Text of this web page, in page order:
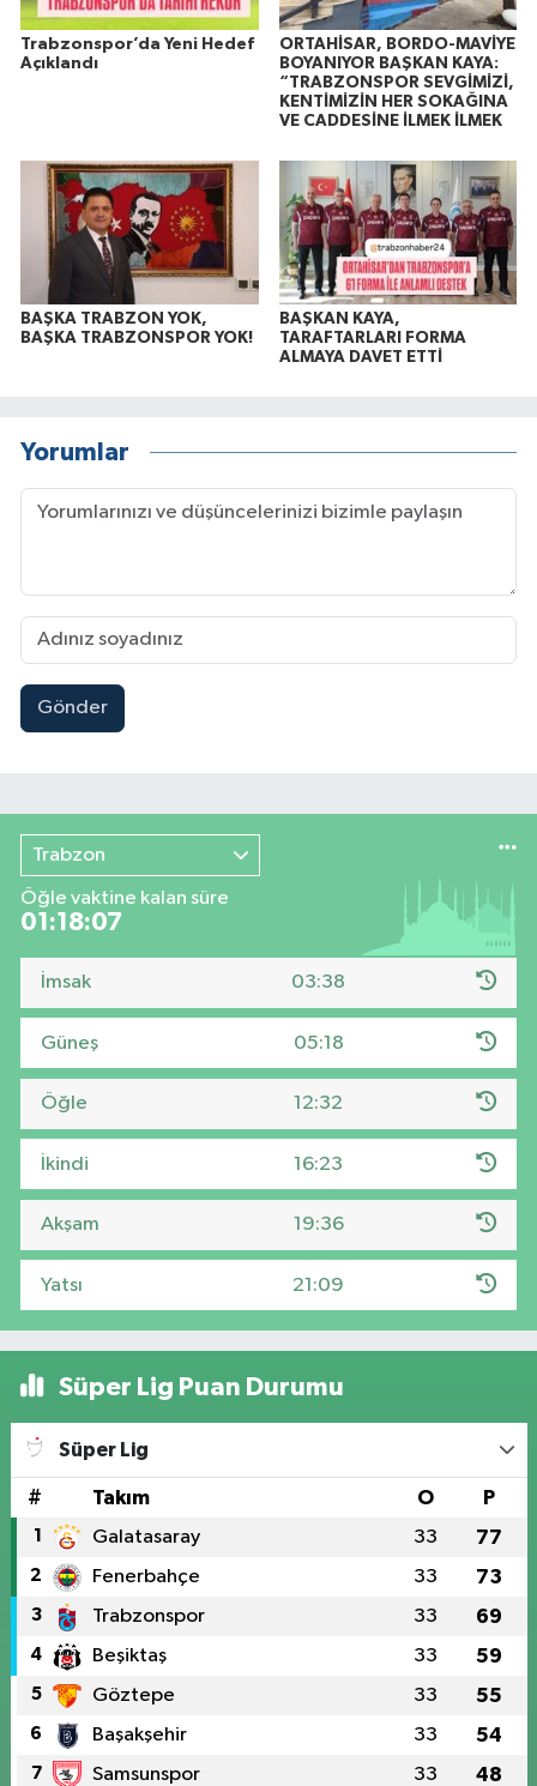
Trabzonspor’da Yeni Hedef
Açıklandı
ORTAHİSAR, BORDO-MAVİYE
BOYANIYOR BAŞKAN KAYA:
“TRABZONSPOR SEVGİMİZİ,
KENTİMİZİN HER SOKAĞINA
VE CADDESİNE İLMEK İLMEK
BAŞKA TRABZON YOK,
BAŞKA TRABZONSPOR YOK!
BAŞKAN KAYA,
TARAFTARLARI FORMA
ALMAYA DAVET ETTİ
Yorumlar
Gönder
Trabzon
Öğle vaktine kalan süre
01:18:06
İmsak 03:38
Güneş 05:18
Öğle 12:32
İkindi 16:23
Akşam 19:36
Yatsı 21:09
Süper Lig Puan Durumu
Süper Lig
# Takım O P
1 Galatasaray 33 77
2 Fenerbahçe 33 73
3 Trabzonspor 33 69
4 Beşiktaş 33 59
5 Göztepe 33 55
6 Başakşehir 33 54
7 Samsunspor 33 48